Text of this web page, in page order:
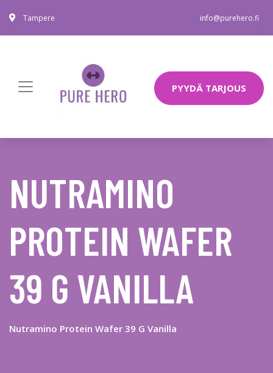
Tampere info@purehero.fi
PYYDÄ TARJOUS
NUTRAMINO
PROTEIN WAFER
39 G VANILLA
Nutramino Protein Wafer 39 G Vanilla